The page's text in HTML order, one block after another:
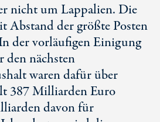
nicht um Lappalien. Die
der größte Posten
der vorläufigen Einigung
den nächsten
waren dafür über
387 Milliarden Euro
davon für